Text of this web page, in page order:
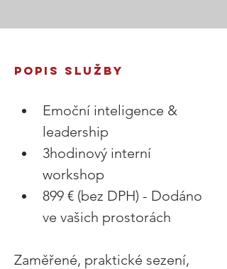
POPIS SLUŽBY
Emoční inteligence &
leadership
3hodinový interní
workshop
899 € (bez DPH) - Dodáno
ve vašich prostorách
Zaměřené, praktické sezení,